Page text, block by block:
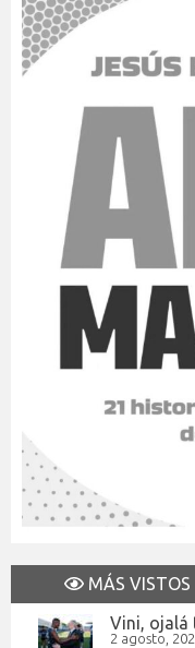
MÁS VISTOS
Vini, ojalá
2 agosto,